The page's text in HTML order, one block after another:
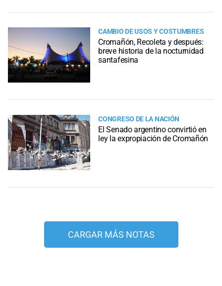
CAMBIO DE USOS Y COSTUMBRES
Cromañón, Recoleta y después:
breve historia de la nocturnidad
santafesina
CONGRESO DE LA NACIÓN
El Senado argentino convirtió en
ley la expropiación de Cromañón
CARGAR MÁS NOTAS